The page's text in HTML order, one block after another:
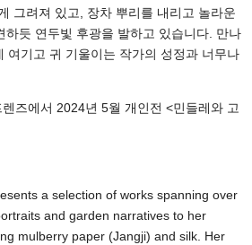
그려져 있고, 장차 뿌리를 내리고 놀라운
하듯 연두빛 후광을 발하고 있습니다. 만나
여기고 귀 기울이는 작가의 성정과 너무나
즈에서 2024년 5월 개인전 <민들레와 고
a selection of works spanning over
and garden narratives to her
mulberry paper (Jangji) and silk. Her